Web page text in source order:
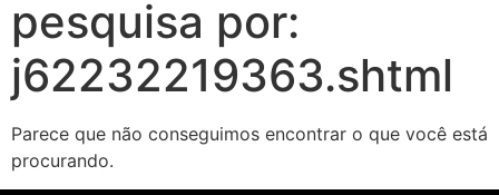
pesquisa por:
j62232219363.shtml
Parece que não conseguimos encontrar o que você está
procurando.